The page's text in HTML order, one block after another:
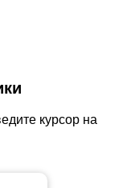
курсор на